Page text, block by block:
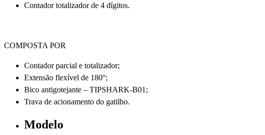
Contador totalizador de 4 dígitos.
COMPOSTA POR
Contador parcial e totalizador;
Extensão flexível de 180°;
Bico antigotejante – TIPSHARK-B01;
Trava de acionamento do gatilho.
Modelo